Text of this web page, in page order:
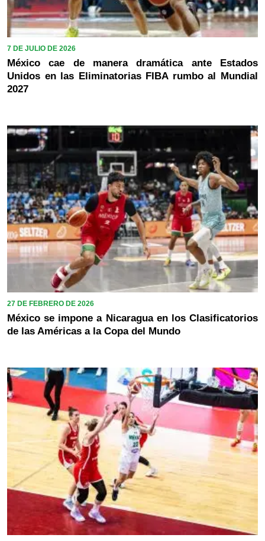
7 DE JULIO DE 2026
México cae de manera dramática ante Estados
Unidos en las Eliminatorias FIBA rumbo al Mundial
2027
27 DE FEBRERO DE 2026
México se impone a Nicaragua en los Clasificatorios
de las Américas a la Copa del Mundo